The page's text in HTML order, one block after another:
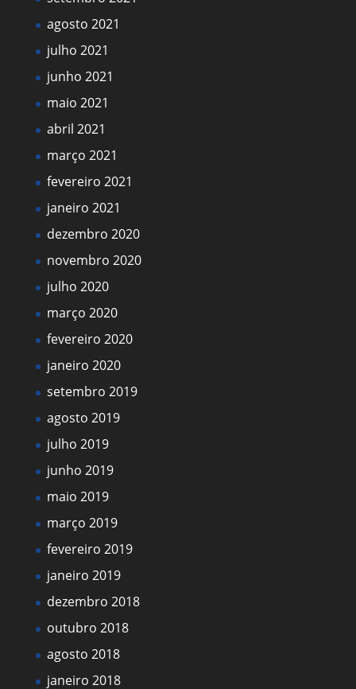
agosto 2021
julho 2021
junho 2021
maio 2021
abril 2021
março 2021
fevereiro 2021
janeiro 2021
dezembro 2020
novembro 2020
julho 2020
março 2020
fevereiro 2020
janeiro 2020
setembro 2019
agosto 2019
julho 2019
junho 2019
maio 2019
março 2019
fevereiro 2019
janeiro 2019
dezembro 2018
outubro 2018
agosto 2018
janeiro 2018